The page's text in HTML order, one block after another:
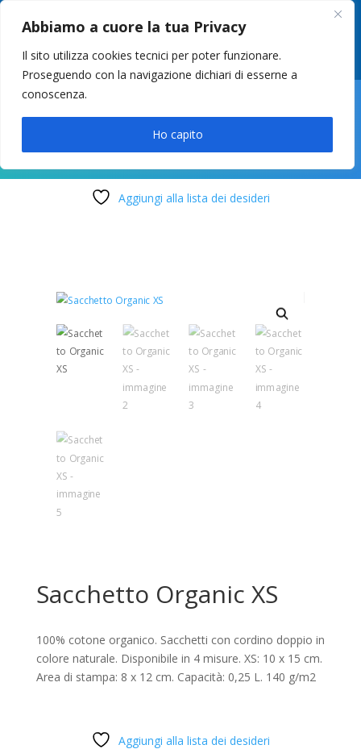
Abbiamo a cuore la tua Privacy
Il sito utilizza cookies tecnici per poter funzionare.
Proseguendo con la navigazione dichiari di esserne a
conoscenza.
Ho capito
049 8627946 –info@cstosetto.it
LUN-VEN 9-12 / 14:30-17
Aggiungi alla lista dei desideri
Sacchetto Organic XS
100% cotone organico. Sacchetti con cordino doppio in
colore naturale. Disponibile in 4 misure. XS: 10 x 15 cm.
Area di stampa: 8 x 12 cm. Capacità: 0,25 L. 140 g/m2
Aggiungi alla lista dei desideri